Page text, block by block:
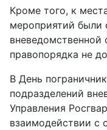
Кроме того, к
мероприятий были
правопорядка не
В День
подразделений
Управления
взаимодействии с